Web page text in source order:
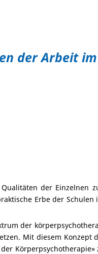
der Arbeit
der Einzelnen
Erbe der
der
Mit diesem Konzept